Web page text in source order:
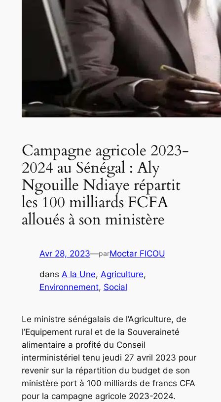
Campagne agricole 2023-
2024 au Sénégal : Aly
Ngouille Ndiaye répartit
les 100 milliards FCFA
alloués à son ministère
Avr 28, 2023—parMoctar FICOU
dans A la Une, Agriculture
Environnement, Social
Le ministre sénégalais de l’Agriculture, de
l’Equipement rural et de la Souveraineté
alimentaire a profité du Conseil
interministériel tenu jeudi 27 avril 2023 pour
revenir sur la répartition du budget de son
ministère port à 100 milliards de francs CFA
pour la campagne agricole 2023-2024.